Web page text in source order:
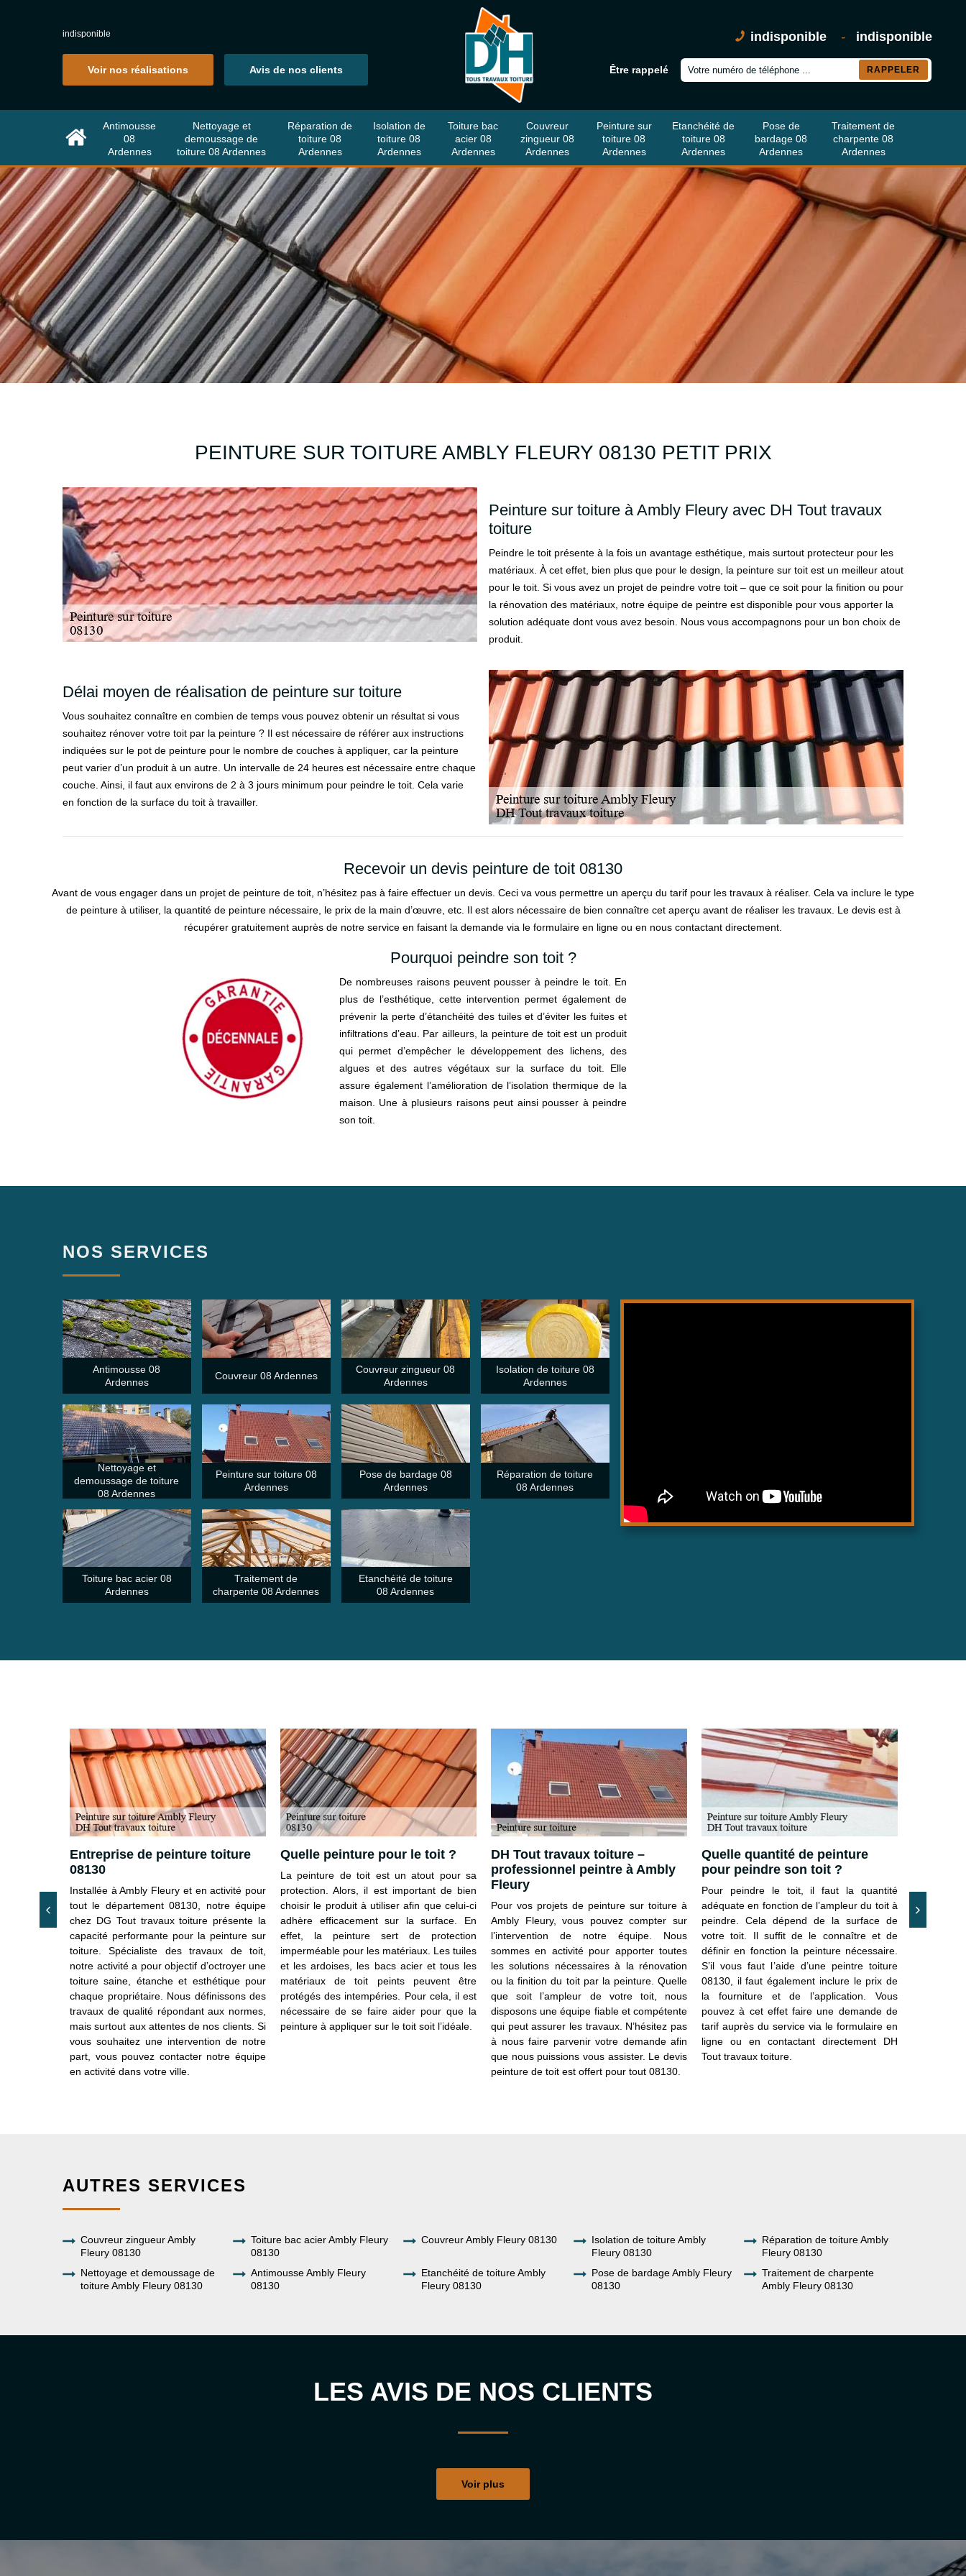
indisponible
Voir nos réalisations Avis de nos clients
indisponible - indisponible
Être rappelé
Antimousse
08
Ardennes
Nettoyage et
demoussage de
toiture 08 Ardennes
Réparation de
toiture 08
Ardennes
Isolation de
toiture 08
Ardennes
Toiture bac
acier 08
Ardennes
Couvreur
zingueur 08
Ardennes
Peinture sur
toiture 08
Ardennes
Etanchéité de
toiture 08
Ardennes
Pose de
bardage 08
Ardennes
Traitement de
charpente 08
Ardennes
PEINTURE SUR TOITURE AMBLY FLEURY 08130 PETIT PRIX
Peinture sur toiture à Ambly Fleury avec DH Tout travaux
toiture
Peindre le toit présente à la fois un avantage esthétique, mais surtout protecteur pour les
matériaux. À cet effet, bien plus que pour le design, la peinture sur toit est un meilleur atout
pour le toit. Si vous avez un projet de peindre votre toit – que ce soit pour la finition ou pour
la rénovation des matériaux, notre équipe de peintre est disponible pour vous apporter la
solution adéquate dont vous avez besoin. Nous vous accompagnons pour un bon choix de
produit.
Délai moyen de réalisation de peinture sur toiture
Vous souhaitez connaître en combien de temps vous pouvez obtenir un résultat si vous
souhaitez rénover votre toit par la peinture ? Il est nécessaire de référer aux instructions
indiquées sur le pot de peinture pour le nombre de couches à appliquer, car la peinture
peut varier d’un produit à un autre. Un intervalle de 24 heures est nécessaire entre chaque
couche. Ainsi, il faut aux environs de 2 à 3 jours minimum pour peindre le toit. Cela varie
en fonction de la surface du toit à travailler.
Recevoir un devis peinture de toit 08130
Avant de vous engager dans un projet de peinture de toit, n’hésitez pas à faire effectuer un devis. Ceci va vous permettre un aperçu du tarif pour les travaux à réaliser. Cela va inclure le type
de peinture à utiliser, la quantité de peinture nécessaire, le prix de la main d’œuvre, etc. Il est alors nécessaire de bien connaître cet aperçu avant de réaliser les travaux. Le devis est à
récupérer gratuitement auprès de notre service en faisant la demande via le formulaire en ligne ou en nous contactant directement.
Pourquoi peindre son toit ?
De nombreuses raisons peuvent pousser à peindre le toit. En
plus de l’esthétique, cette intervention permet également de
prévenir la perte d’étanchéité des tuiles et d’éviter les fuites et
infiltrations d’eau. Par ailleurs, la peinture de toit est un produit
qui permet d’empêcher le développement des lichens, des
algues et des autres végétaux sur la surface du toit. Elle
assure également l’amélioration de l’isolation thermique de la
maison. Une à plusieurs raisons peut ainsi pousser à peindre
son toit.
NOS SERVICES
Antimousse 08
Ardennes
Couvreur 08 Ardennes
Couvreur zingueur 08
Ardennes
Isolation de toiture 08
Ardennes
Nettoyage et
demoussage de toiture
08 Ardennes
Peinture sur toiture 08
Ardennes
Pose de bardage 08
Ardennes
Réparation de toiture
08 Ardennes
Toiture bac acier 08
Ardennes
Traitement de
charpente 08 Ardennes
Etanchéité de toiture
08 Ardennes
toiture par
Entreprise de peinture toiture
08130
Installée à Ambly Fleury et en activité pour
tout le département 08130, notre équipe
chez DG Tout travaux toiture présente la
capacité performante pour la peinture sur
toiture. Spécialiste des travaux de toit,
notre activité a pour objectif d’octroyer une
toiture saine, étanche et esthétique pour
chaque propriétaire. Nous définissons des
travaux de qualité répondant aux normes,
mais surtout aux attentes de nos clients. Si
vous souhaitez une intervention de notre
part, vous pouvez contacter notre équipe
en activité dans votre ville.
Quelle peinture pour le toit ?
La peinture de toit est un atout pour sa
protection. Alors, il est important de bien
choisir le produit à utiliser afin que celui-ci
adhère efficacement sur la surface. En
effet, la peinture sert de protection
imperméable pour les matériaux. Les tuiles
et les ardoises, les bacs acier et tous les
matériaux de toit peints peuvent être
protégés des intempéries. Pour cela, il est
nécessaire de se faire aider pour que la
peinture à appliquer sur le toit soit l’idéale.
DH Tout travaux toiture –
professionnel peintre à Ambly
Fleury
Pour vos projets de peinture sur toiture à
Ambly Fleury, vous pouvez compter sur
l’intervention de notre équipe. Nous
sommes en activité pour apporter toutes
les solutions nécessaires à la rénovation
ou la finition du toit par la peinture. Quelle
que soit l’ampleur de votre toit, nous
disposons une équipe fiable et compétente
qui peut assurer les travaux. N’hésitez pas
à nous faire parvenir votre demande afin
que nous puissions vous assister. Le devis
peinture de toit est offert pour tout 08130.
Quelle quantité de peinture
pour peindre son toit ?
Pour peindre le toit, il faut la quantité
adéquate en fonction de l’ampleur du toit à
peindre. Cela dépend de la surface de
votre toit. Il suffit de le connaître et de
définir en fonction la peinture nécessaire.
S’il vous faut l’aide d’une peintre toiture
08130, il faut également inclure le prix de
la fourniture et de l’application. Vous
pouvez à cet effet faire une demande de
tarif auprès du service via le formulaire en
ligne ou en contactant directement DH
Tout travaux toiture.
Lorsque
de toit à
AUTRES SERVICES
Couvreur zingueur Ambly
Fleury 08130
Toiture bac acier Ambly Fleury
08130
Couvreur Ambly Fleury 08130
Isolation de toiture Ambly
Fleury 08130
Réparation de toiture Ambly
Fleury 08130
Nettoyage et demoussage de
toiture Ambly Fleury 08130
Antimousse Ambly Fleury
08130
Etanchéité de toiture Ambly
Fleury 08130
Pose de bardage Ambly Fleury
08130
Traitement de charpente
Ambly Fleury 08130
LES AVIS DE NOS CLIENTS
Voir plus